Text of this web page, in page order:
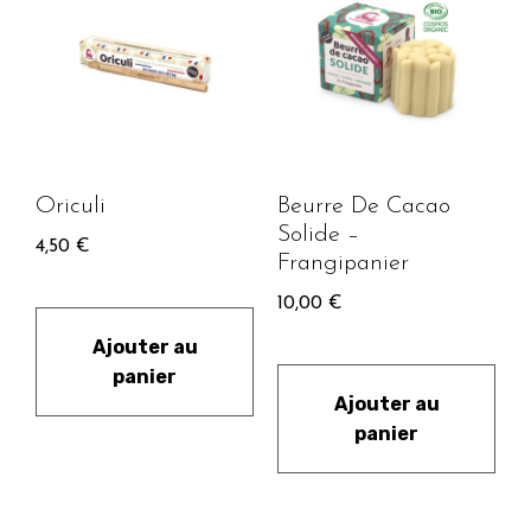
Oriculi
4,50 €
Ajouter au
panier
Beurre De Cacao
Solide –
Frangipanier
10,00 €
Ajouter au
panier